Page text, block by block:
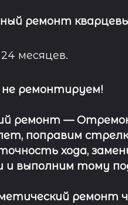
ремонт
месяцев.
ремонтируем!
ремонт —
поправим
хода,
и выполним тому
ремонт